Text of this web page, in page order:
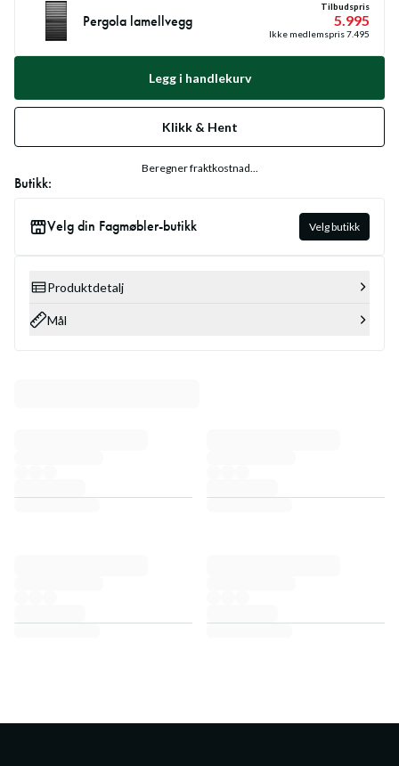
Pergola lamellvegg
Tilbudspris
5.995
Ikke medlemspris7.495
Legg i handlekurv
Klikk & Hent
Beregner fraktkostnad...
Butikk:
Velg din Fagmøbler-butikk Velg butikk
Produktdetalj
Mål